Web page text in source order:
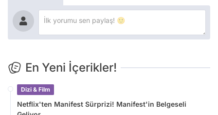
En Yeni İçerikler!
Dizi & Film
Netflix'ten Manifest Sürprizi! Manifest'in Belgeseli